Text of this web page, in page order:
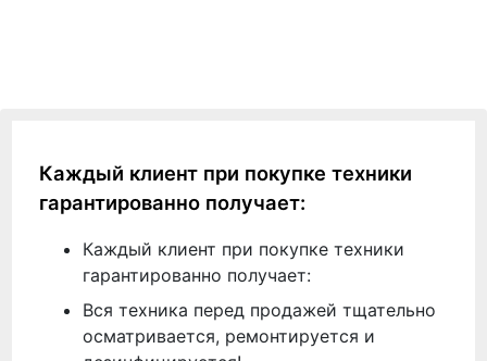
Каждый клиент при покупке техники
гарантированно получает:
Каждый клиент при покупке техники
гарантированно получает:
Вся техника перед продажей тщательно
осматривается, ремонтируется и